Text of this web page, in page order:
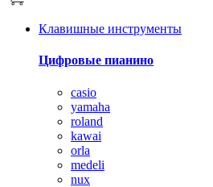
Клавишные инструменты
Цифровые пианино
casio
yamaha
roland
kawai
orla
medeli
nux